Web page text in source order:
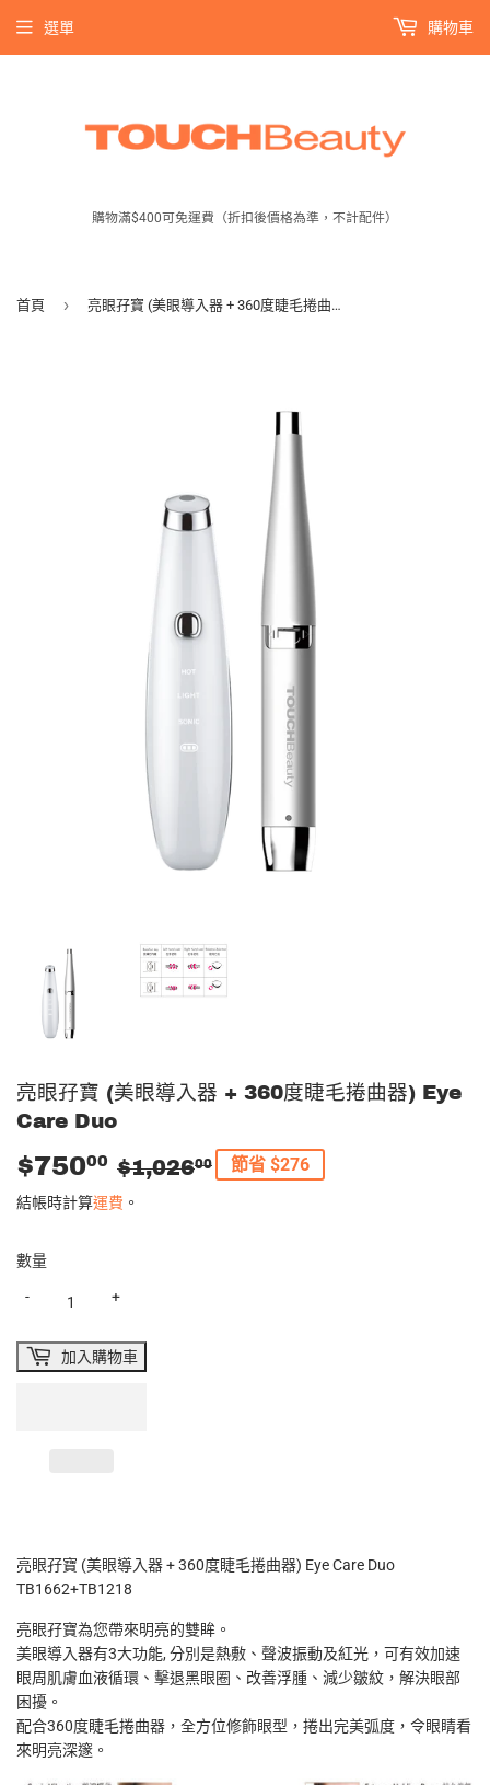
購物滿$400可免運費（折扣後價格為準，不計配件）
選單 購物車
首頁 › 亮眼孖寶 (美眼導入器 + 360度睫毛捲曲器) Eye Care Duo
亮眼孖寶 (美眼導入器 + 360度睫毛捲曲器) Eye
Care Duo
$75000 $1,02600
零
$1,026.00
售
$750.00
節省 $276
結帳時計算運費 。
數量
+
-
加入購物車
亮眼孖寶 (美眼導入器 + 360度睫毛捲曲器) Eye Care Duo
TB1662+TB1218
亮眼孖寶為您帶來明亮的雙眸。
美眼導入器有3大功能, 分別是熱敷、聲波振動及紅光，可有效加速
眼周肌膚血液循環、擊退黑眼圈、改善浮腫、減少皺紋，解決眼部
困擾。
配合360度睫毛捲曲器，全方位修飾眼型，捲出完美弧度，令眼睛看
來明亮深邃。